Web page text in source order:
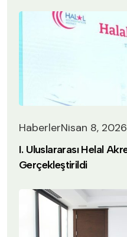
Haberler Nisan 8, 2026
I. Uluslararası Helal Akreditasyon Kongresi
Gerçekleştirildi